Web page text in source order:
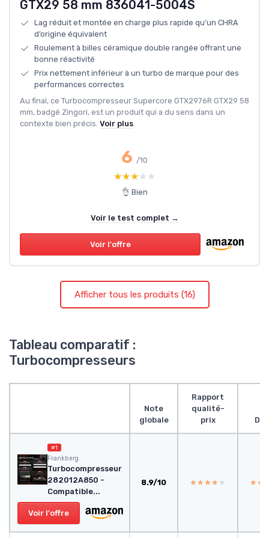
GTX29 58 mm 836041-5004S
Lag réduit et montée en charge plus rapide qu’un CHRA
d’origine équivalent
Roulement à billes céramique double rangée offrant une
bonne réactivité
Prix nettement inférieur à un turbo de marque pour des
performances correctes
Au final, ce Turbocompresseur Supercore GTX2976R GTX29 58
mm, badgé Zingori, est un produit qui a du sens dans un
contexte bien précis. Voir plus
6 /10
★★★★★
★★★★★
👌 Bien
Voir le test complet →
Voir l'offre
Afficher tous les produits (16)
Tableau comparatif :
Turbocompresseurs
Note
globale
Rapport
qualité-
prix
#1
‎Frankberg
Turbocompresseur
282012A850 -
Compatible...
Voir l'offre
8.9/10 ★★★★★
★★★★★